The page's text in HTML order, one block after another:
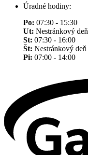
Úradné hodiny:
Po: 07:30 - 15:30
Ut: Nestránkový deň
St: 07:30 - 16:00
Št: Nestránkový deň
Pi: 07:00 - 14:00